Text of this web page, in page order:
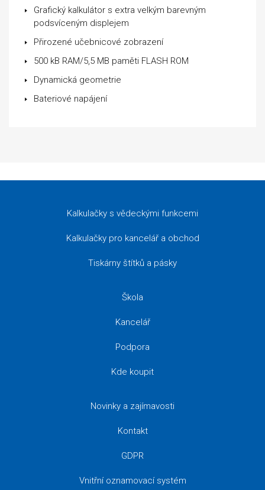
Grafický kalkulátor s extra velkým barevným
podsvíceným displejem
Přirozené učebnicové zobrazení
500 kB RAM/5,5 MB paměti FLASH ROM
Dynamická geometrie
Bateriové napájení
Kalkulačky s vědeckými funkcemi
Kalkulačky pro kancelář a obchod
Tiskárny štítků a pásky
Škola
Kancelář
Podpora
Kde koupit
Novinky a zajímavosti
Kontakt
GDPR
Vnitřní oznamovací systém